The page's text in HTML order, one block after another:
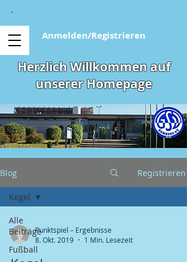
Anmelden/Registrieren
Herzlich Willkommen auf
unserer Homepage
Blog Registrieren
Alle
Beiträge
Fußball
Kegel
​Punktspiel – Ergebnisse
8. Okt. 2019
1 Min. Lesezeit